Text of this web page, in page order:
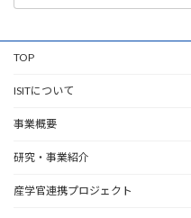
TOP
ISITについて
事業概要
研究・事業紹介
産学官連携プロジェクト